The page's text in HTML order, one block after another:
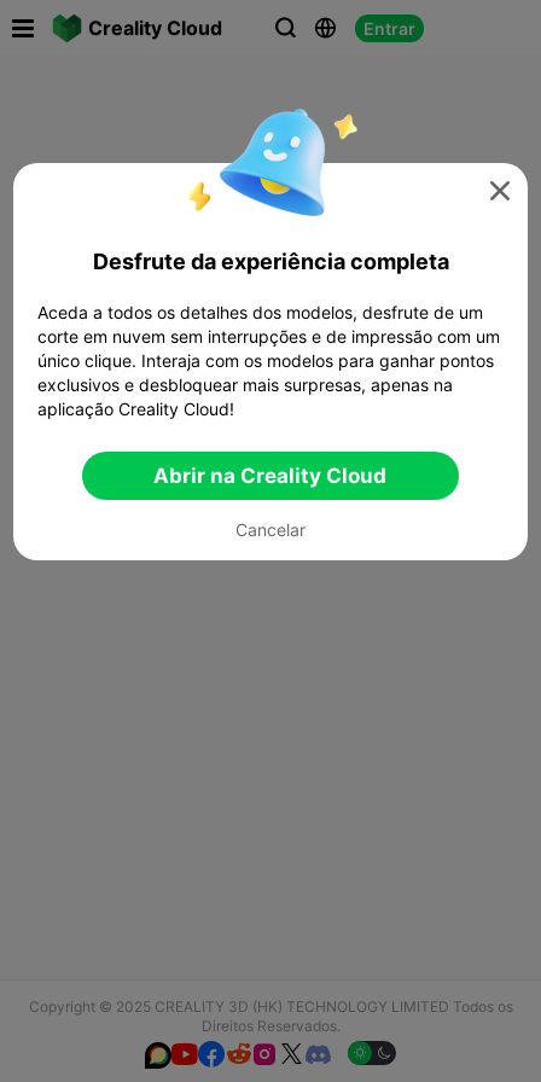
Creality Cloud   Entrar
Copyright © 2025 CREALITY 3D (HK) TECHNOLOGY LIMITED Todos os
Direitos Reservados.
  

Desfrute da experiência completa
Aceda a todos os detalhes dos modelos, desfrute de um
corte em nuvem sem interrupções e de impressão com um
único clique. Interaja com os modelos para ganhar pontos
exclusivos e desbloquear mais surpresas, apenas na
aplicação Creality Cloud!
Abrir na Creality Cloud
Cancelar